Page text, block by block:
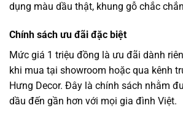
dụng màu dầu thật, khung gỗ chắc
Chính sách ưu đãi đặc biệt
Mức giá 1 triệu đồng là ưu đãi dành
khi mua tại showroom hoặc qua kênh
Hưng Decor. Đây là chính sách nhằm
dầu đến gần hơn với mọi gia đình Việt.